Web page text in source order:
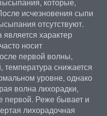
исчезновения сыпи
отсутствуют.
характер
носит
первой волны,
снижается
уровне, однако
волна лихорадки,
первой. Реже бывает и
лихорадочная